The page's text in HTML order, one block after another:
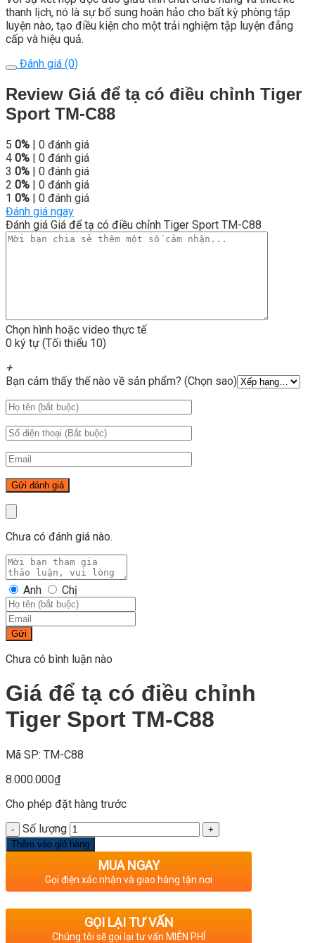
thanh lịch, nó là sự bổ sung hoàn hảo cho bất kỳ phòng tập
luyện nào, tạo điều kiện cho một trải nghiệm tập luyện đẳng
cấp và hiệu quả.
Đánh giá (0)
Review Giá để tạ có điều chỉnh Tiger
Sport TM-C88
5 0% | 0 đánh giá
4 0% | 0 đánh giá
3 0% | 0 đánh giá
2 0% | 0 đánh giá
1 0% | 0 đánh giá
Đánh giá ngay
Đánh giá Giá để tạ có điều chỉnh Tiger Sport TM-C88
Chọn hình hoặc video thực tế
0 ký tự (Tối thiểu 10)
+
Bạn cảm thấy thế nào về sản phẩm? (Chọn sao)
Chưa có đánh giá nào.
Anh Chị
Gửi
Chưa có bình luận nào
Giá để tạ có điều chỉnh
Tiger Sport TM-C88
Mã SP: TM-C88
8.000.000₫
Cho phép đặt hàng trước
Số lượng
Thêm vào giỏ hàng
MUA NGAY
Gọi điện xác nhận và giao hàng tận nơi
GỌI LẠI TƯ VẤN
Chúng tôi sẽ gọi lại tư vấn MIỄN PHÍ